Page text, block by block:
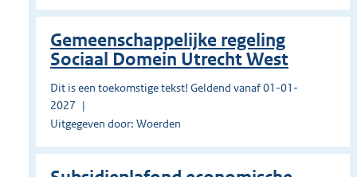
Gemeenschappelijke regeling
Sociaal Domein Utrecht West
Dit is een toekomstige tekst! Geldend vanaf 01-01-
2027
Uitgegeven door: Woerden